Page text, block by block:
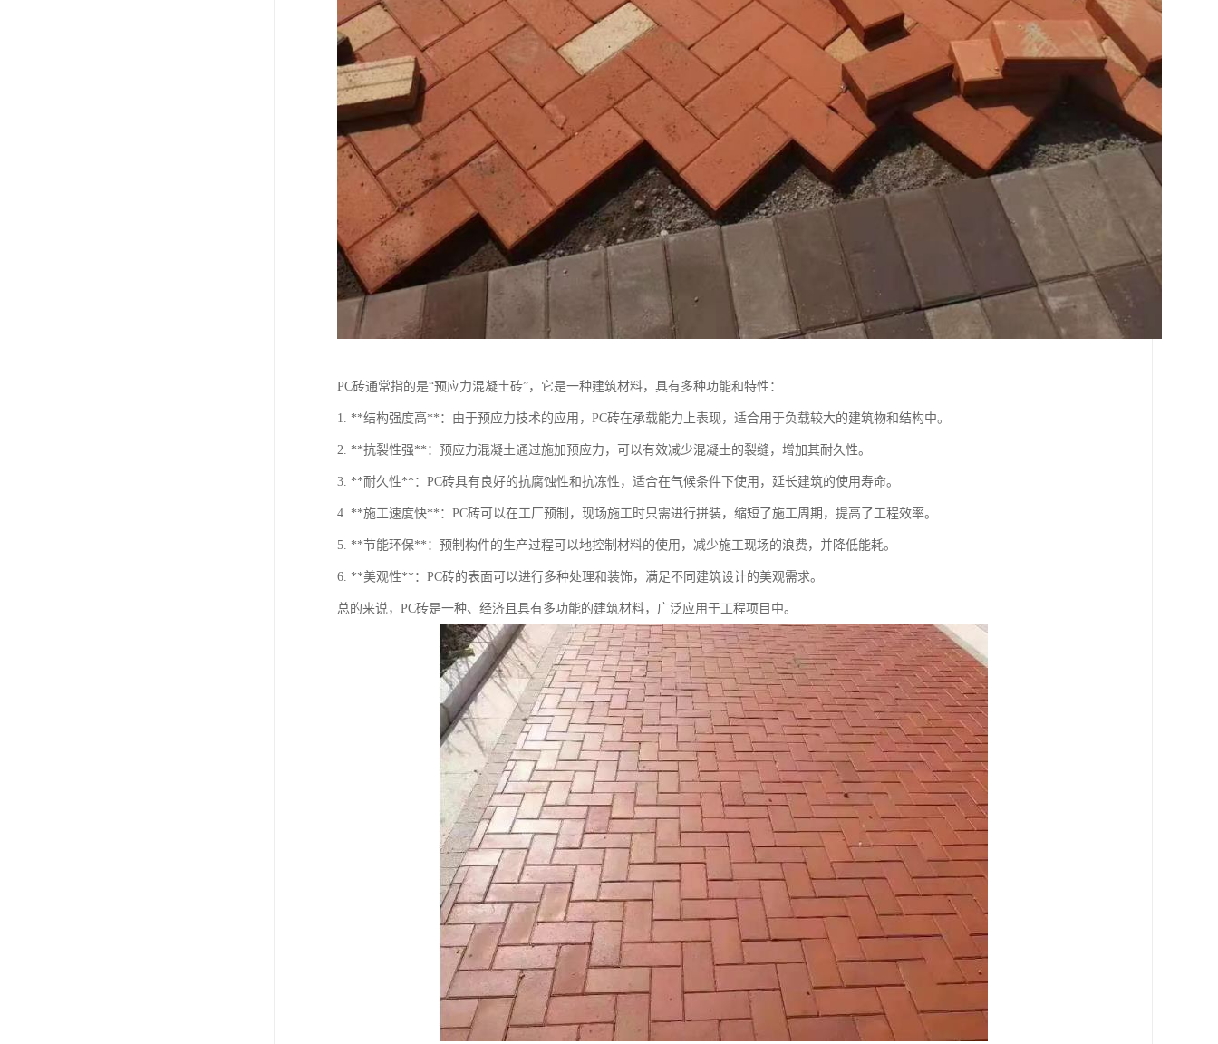
PC砖通常指的是“预应力混凝土砖”，它是一种建筑材料，具有多种功能和特性：
1. **结构强度高**：由于预应力技术的应用，PC砖在承载能力上表现，适合用于负载较大的建筑物和结构中。
2. **抗裂性强**：预应力混凝土通过施加预应力，可以有效减少混凝土的裂缝，增加其耐久性。
3. **耐久性**：PC砖具有良好的抗腐蚀性和抗冻性，适合在气候条件下使用，延长建筑的使用寿命。
4. **施工速度快**：PC砖可以在工厂预制，现场施工时只需进行拼装，缩短了施工周期，提高了工程效率。
5. **节能环保**：预制构件的生产过程可以地控制材料的使用，减少施工现场的浪费，并降低能耗。
6. **美观性**：PC砖的表面可以进行多种处理和装饰，满足不同建筑设计的美观需求。
总的来说，PC砖是一种、经济且具有多功能的建筑材料，广泛应用于工程项目中。